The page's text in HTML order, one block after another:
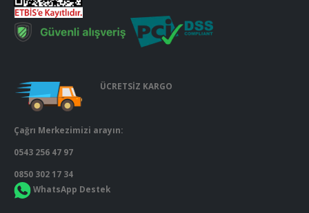
ÜCRETSİZ KARGO
Çağrı Merkezimizi arayın:
0543 256 47 97
0850 302 17 34
WhatsApp Destek